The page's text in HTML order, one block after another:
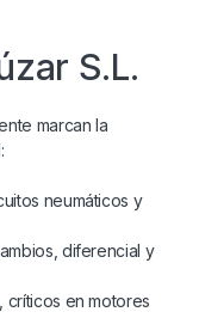
S.L.
marcan la
neumáticos y
diferencial y
, críticos en motores